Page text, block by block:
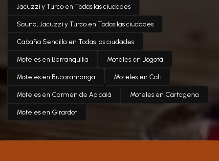
Jacuzzi y Turco en Todas las ciudades
Sauna, Jacuzzi y Turco en Todas las ciudades
Cabaña Sencilla en Todas las ciudades
Moteles en Barranquilla Moteles en Bogotá
Moteles en Bucaramanga Moteles en Cali
Moteles en Carmen de Apicalá Moteles en Cartagena
Moteles en Girardot